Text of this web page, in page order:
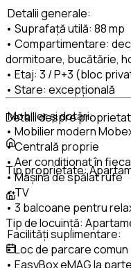
Detalii generale:
• Suprafață utilă: 88 mp
• Compartimentare:
dormitoare, bucătărie,
• Etaj: 3 / P+3 (bloc
• Stare: excepțională
Mobilier și dotări:
• Mobilier modern
• Centrală proprie
• Aer condiționat în
• Mașină de spălat rufe
• TV
• 3 balcoane pentru
Facilități suplimentare:
• Loc de parcare
• EasyBox eMAG la
Detalii despre
Tip proprietate:
Tip de locuință: